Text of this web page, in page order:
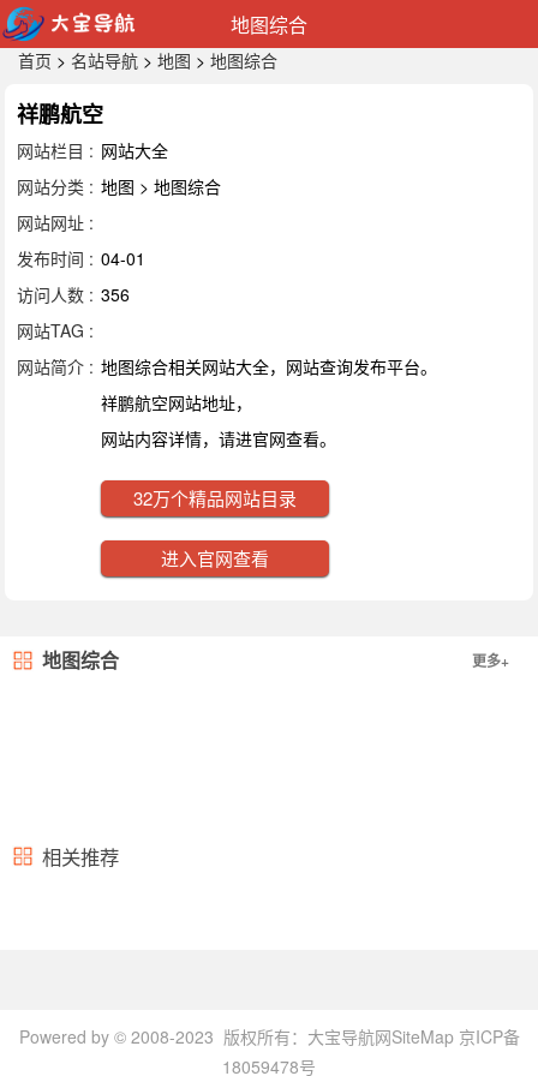
地图综合
首页 > 名站导航 > 地图 > 地图综合
祥鹏航空
网站栏目 : 网站大全
网站分类 : 地图 > 地图综合
网站网址 :
发布时间 : 04-01
访问人数 : 356
网站TAG :
网站简介 : 地图综合相关网站大全，网站查询发布平台。
祥鹏航空网站地址，
网站内容详情，请进官网查看。
32万个精品网站目录
进入官网查看
地图综合 更多+
相关推荐
Powered by © 2008-2023 版权所有： 大宝导航网SiteMap 京ICP备
18059478号